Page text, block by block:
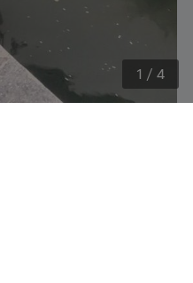
1 / 4